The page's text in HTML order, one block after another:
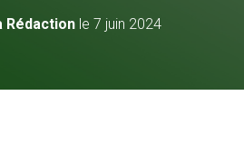
Rédaction le 7 juin 2024